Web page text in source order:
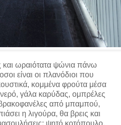
και ωραιότατα ψώνια πάνω
είναι οι πλανόδιοι που
κομμένα φρούτα μέσα
γάλα καρύδας, ομπρέλες
από μπαμπού,
η λιγούρα, θα βρεις και
ψητό κοτόπουλο,